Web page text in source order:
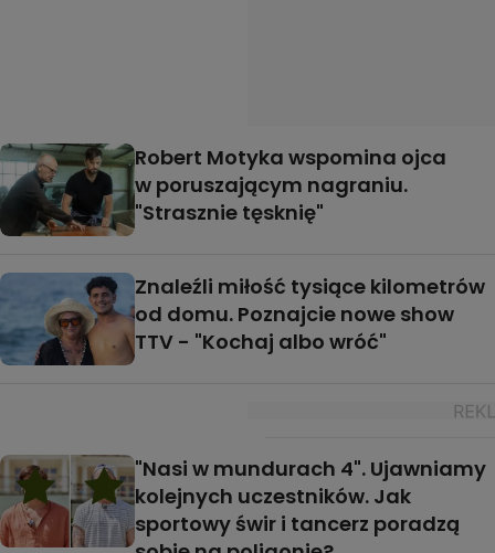
Robert Motyka wspomina ojca
w poruszającym nagraniu.
"Strasznie tęsknię"
Znaleźli miłość tysiące kilometrów
od domu. Poznajcie nowe show
TTV - "Kochaj albo wróć"
"Nasi w mundurach 4". Ujawniamy
kolejnych uczestników. Jak
sportowy świr i tancerz poradzą